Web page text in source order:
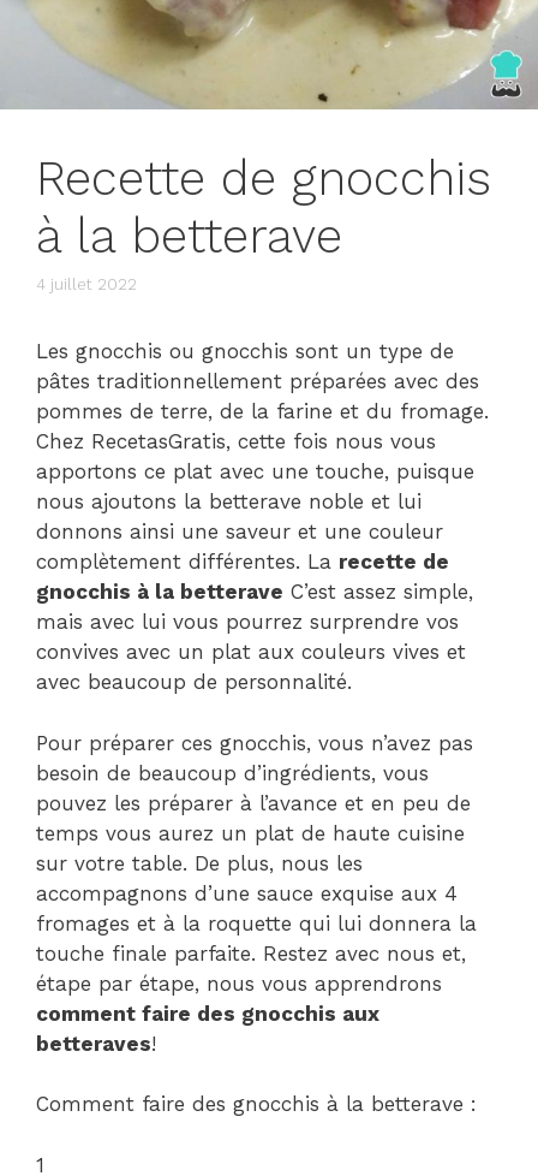
Recette de gnocchis
à la betterave
4 juillet 2022
Les gnocchis ou gnocchis sont un type de
pâtes traditionnellement préparées avec des
pommes de terre, de la farine et du fromage.
Chez RecetasGratis, cette fois nous vous
apportons ce plat avec une touche, puisque
nous ajoutons la betterave noble et lui
donnons ainsi une saveur et une couleur
complètement différentes. La recette de
gnocchis à la betterave C’est assez simple,
mais avec lui vous pourrez surprendre vos
convives avec un plat aux couleurs vives et
avec beaucoup de personnalité.
Pour préparer ces gnocchis, vous n’avez pas
besoin de beaucoup d’ingrédients, vous
pouvez les préparer à l’avance et en peu de
temps vous aurez un plat de haute cuisine
sur votre table. De plus, nous les
accompagnons d’une sauce exquise aux 4
fromages et à la roquette qui lui donnera la
touche finale parfaite. Restez avec nous et,
étape par étape, nous vous apprendrons
comment faire des gnocchis aux
betteraves!
Comment faire des gnocchis à la betterave :
1